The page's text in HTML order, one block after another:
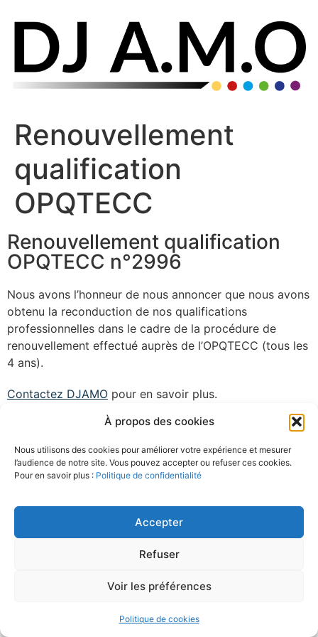
À propos des cookies
Nous utilisons des cookies pour améliorer votre expérience et mesurer
l’audience de notre site. Vous pouvez accepter ou refuser ces cookies.
Pour en savoir plus : Politique de confidentialité
Accepter
Refuser
Voir les préférences
Politique de cookies
Renouvellement
qualification
OPQTECC
Renouvellement qualification
OPQTECC n°2996
Nous avons l’honneur de nous annoncer que nous avons
obtenu la reconduction de nos qualifications
professionnelles dans le cadre de la procédure de
renouvellement effectué auprès de l’OPQTECC (tous les
4 ans).
Contactez DJAMO pour en savoir plus.
Certifications
Tous droits réservés